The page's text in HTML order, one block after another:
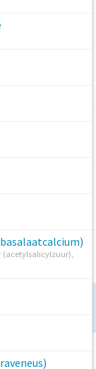
(acetylsalicylzuur),